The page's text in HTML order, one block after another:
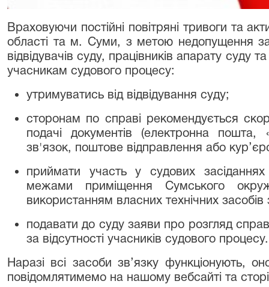
Враховуючи постійні повітряні тривоги та
області та м. Суми, з метою недопущення
відвідувачів суду, працівників апарату суду
учасникам судового процесу:
утримуватись від відвідування суду;
сторонам по справі рекомендується
подачі документів (електронна пошта,
зв'язок, поштове відправлення або
приймати участь у судових
межами приміщення Сумського
використанням власних технічних
подавати до суду заяви про розгляд
за відсутності учасників судового процесу.
Наразі всі засоби зв’язку функціонують,
повідомлятимемо на нашому вебсайті та